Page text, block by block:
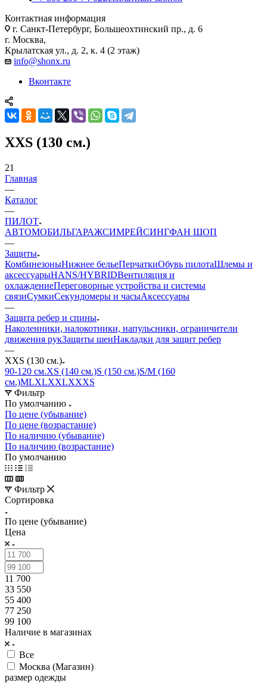
Контактная информация
г. Санкт-Петербург, Большеохтинский пр., д. 6
г. Москва,
Крылатская ул., д. 2, к. 4 (2 этаж)
info@shonx.ru
Вконтакте
XXS (130 см.)
21
Главная
—
Каталог
—
ПИЛОТ
АВТОМОБИЛЬГАРАЖСИМРЕЙСИНГФАН ШОП
—
Защиты
КомбинезоныНижнее бельеПерчаткиОбувь пилотаШлемы и
аксессуарыHANS/HYBRIDВентиляция и
охлаждениеПереговорные устройства и системы
связиСумкиСекундомеры и часыАксессуары
—
Защита ребер и спины
Наколенники, налокотники, напульсники, ограничители
движения рукЗащиты шеиНакладки для защит ребер
—
XXS (130 см.)
90-120 см.XS (140 см.)S (150 см.)S/M (160
см.)MLXLXXLXXXS
Фильтр
По умолчанию
По цене (убывание)
По цене (возрастание)
По наличию (убывание)
По наличию (возрастание)
По умолчанию
Фильтр
Сортировка
По цене (убывание)
Цена
11 700
33 550
55 400
77 250
99 100
Наличие в магазинах
Все
Москва (Магазин)
размер одежды